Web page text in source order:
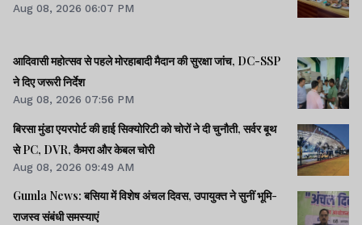
Aug 08, 2026 06:07 PM
आदिवासी महोत्सव से पहले मोरहाबादी मैदान की सुरक्षा जांच, DC-SSP
ने दिए जरूरी निर्देश
Aug 08, 2026 07:56 PM
बिरसा मुंडा एयरपोर्ट की हाई सिक्योरिटी को चोरों ने दी चुनौती, सर्वर बूथ
से PC, DVR, कैमरा और केबल चोरी
Aug 08, 2026 09:49 AM
Gumla News: बसिया में विशेष अंचल दिवस, उपायुक्त ने सुनीं भूमि-
राजस्व संबंधी समस्याएं